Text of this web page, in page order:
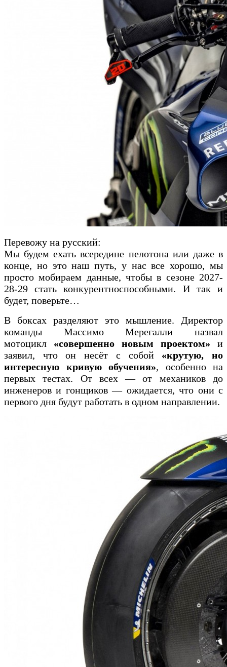
Перевожу на русский:
Мы будем ехать всередине пелотона или даже в
конце, но это наш путь, у нас все хорошо, мы
просто мобираем данные, чтобы в сезоне 2027-
28-29 стать конкурентноспособными. И так и
будет, поверьте…
В боксах разделяют это мышление. Директор
команды Массимо Мерегалли назвал
мотоцикл «совершенно новым проектом» и
заявил, что он несёт с собой «крутую, но
интересную кривую обучения», особенно на
первых тестах. От всех — от механиков до
инженеров и гонщиков — ожидается, что они с
первого дня будут работать в одном направлении.